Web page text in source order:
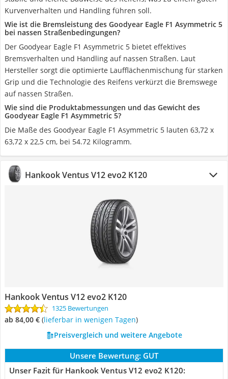
Kurvenverhalten und Handling führen soll.
Wie ist die Bremsleistung des Goodyear Eagle F1 Asymmetric 5
bei nassen Straßenbedingungen?
Der Goodyear Eagle F1 Asymmetric 5 bietet effektives
Bremsverhalten und Handling auf nassen Straßen. Laut
Hersteller sorgt die optimierte Laufflächenmischung für starken
Grip und die Technologie des Reifens verkürzt die Bremswege
auf nassen Straßen.
Wie sind die Produktabmessungen und das Gewicht des
Goodyear Eagle F1 Asymmetric 5?
‎Die Maße des Goodyear Eagle F1 Asymmetric 5 lauten 63,72 x
63,72 x 22,5 cm, bei 54.72 Kilogramm.
Hankook Ventus V12 evo2 K120
Hankook Ventus V12 evo2 K120
1325 Bewertungen
ab 84,00 € ( Lieferbar in wenigen Tagen)
Preisvergleich und weitere Angebote
Unsere Bewertung: GUT
Unser Fazit für Hankook Ventus V12 evo2 K120: